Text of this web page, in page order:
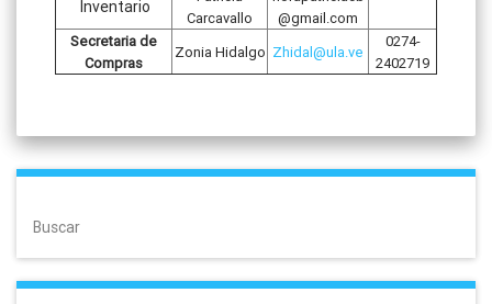
Inventario
Carcavallo
@gmail.com
Secretaria de
Compras
Zonia Hidalgo Zhidal@ula.ve
0274-
2402719
Buscar